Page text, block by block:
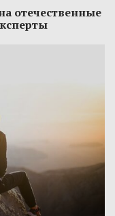
отечественные